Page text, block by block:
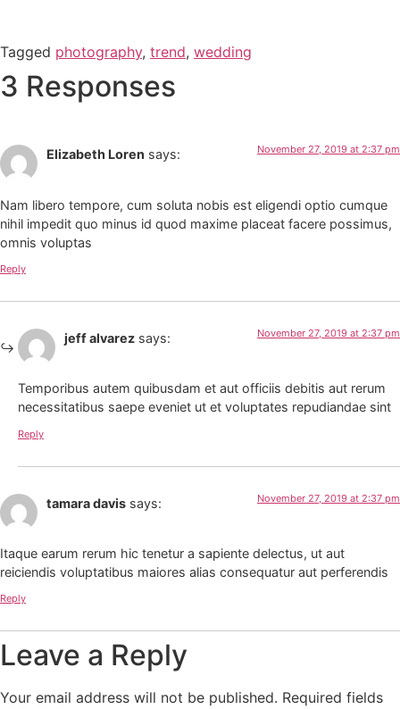
Tagged photography, trend, wedding
3 Responses
Elizabeth Loren says: November 27, 2019 at 2:37 pm
Nam libero tempore, cum soluta nobis est eligendi optio cumque
nihil impedit quo minus id quod maxime placeat facere possimus,
omnis voluptas
Reply
jeff alvarez says: November 27, 2019 at 2:37 pm
Temporibus autem quibusdam et aut officiis debitis aut rerum
necessitatibus saepe eveniet ut et voluptates repudiandae sint
Reply
tamara davis says: November 27, 2019 at 2:37 pm
Itaque earum rerum hic tenetur a sapiente delectus, ut aut
reiciendis voluptatibus maiores alias consequatur aut perferendis
Reply
Leave a Reply
Your email address will not be published. Required fields